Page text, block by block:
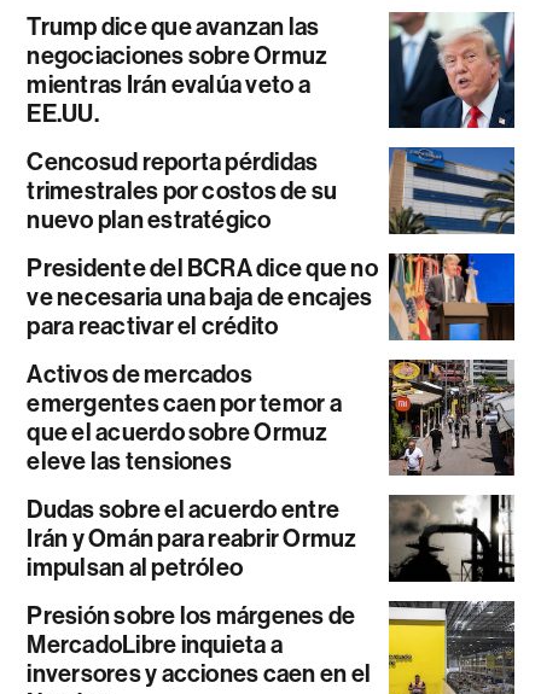
Trump dice que avanzan las
negociaciones sobre Ormuz
mientras Irán evalúa veto a
EE.UU.
Cencosud reporta pérdidas
trimestrales por costos de su
nuevo plan estratégico
Presidente del BCRA dice que no
ve necesaria una baja de encajes
para reactivar el crédito
Activos de mercados
emergentes caen por temor a
que el acuerdo sobre Ormuz
eleve las tensiones
Dudas sobre el acuerdo entre
Irán y Omán para reabrir Ormuz
impulsan al petróleo
Presión sobre los márgenes de
MercadoLibre inquieta a
inversores y acciones caen en el